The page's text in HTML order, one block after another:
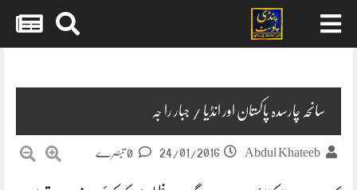
سانحہ چارسدہ پاکستان اور انڈیا / جبار را جہ
Abdul Khateeb
24/01/2016